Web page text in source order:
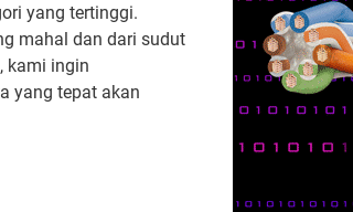
yang tertinggi.
mahal dan dari sudut
kami ingin
yang tepat akan